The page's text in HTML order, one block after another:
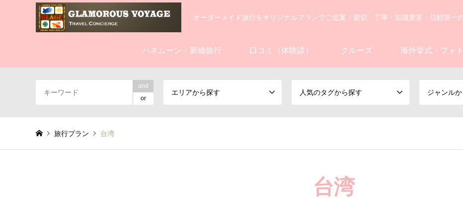
オーダーメイド旅行をオリジナルプランでご提案｜親切・丁寧・知識豊富・信頼第一
ハネムーン・新婚旅行 口コミ（体験談） クルーズ 海外挙式・フォト
and
or
エリアから探す 人気のタグから探す ジャンル
旅行プラン 台湾
台湾